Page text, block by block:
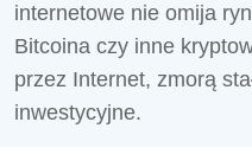
internetowe nie omija
Bitcoina czy inne
przez Internet, zmorą
inwestycyjne.